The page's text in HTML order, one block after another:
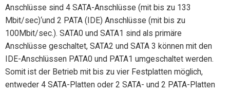
Anschlüsse sind 4 SATA-Anschlüsse (mit bis zu 133
Mbit/sec)‘und 2 PATA (IDE) Anschlüsse (mit bis zu
100Mbit/sec.). SATA0 und SATA1 sind als primäre
Anschlüsse geschaltet, SATA2 und SATA 3 können mit den
IDE-Anschlüssen PATA0 und PATA1 umgeschaltet werden.
Somit ist der Betrieb mit bis zu vier Festplatten möglich,
entweder 4 SATA-Platten oder 2 SATA- und 2 PATA-Platten